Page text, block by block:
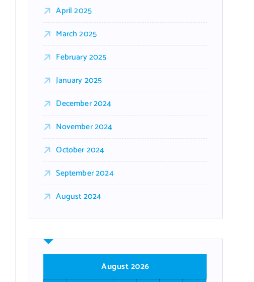
April 2025
March 2025
February 2025
January 2025
December 2024
November 2024
October 2024
September 2024
August 2024
August 2026